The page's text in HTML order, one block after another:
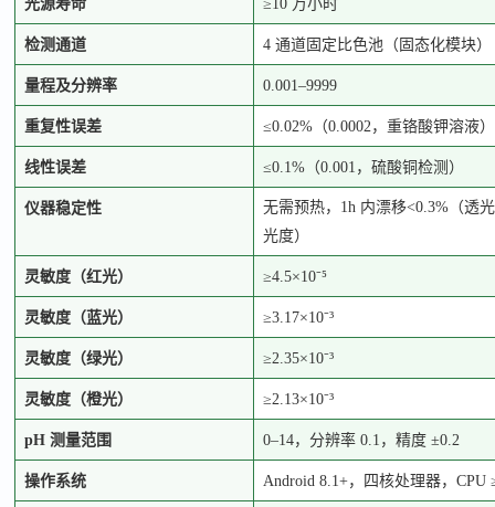
光源寿命 ≥10 万小时
检测通道 4 通道固定比色池（固态化模块）
量程及分辨率 0.001–9999
重复性误差 ≤0.02%（0.0002，重铬酸钾溶液）
线性误差 ≤0.1%（0.001，硫酸铜检测）
仪器稳定性 无需预热， 1h 内漂移<0.3%（透
光度）
灵敏度（红光） ≥4.5×10⁻⁵
灵敏度（蓝光） ≥3.17×10⁻³
灵敏度（绿光） ≥2.35×10⁻³
灵敏度（橙光） ≥2.13×10⁻³
pH 测量范围 0–14，分辨率 0.1，精度 ±0.2
操作系统 Android 8.1+，四核处理器，CPU